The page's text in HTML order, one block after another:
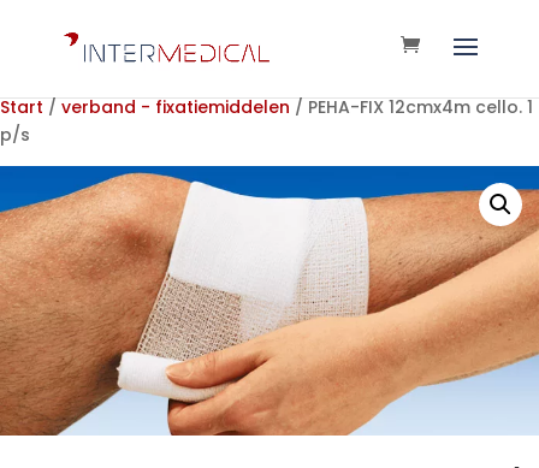
Start / verband - fixatiemiddelen / PEHA-FIX 12cmx4m cello. 1
p/s